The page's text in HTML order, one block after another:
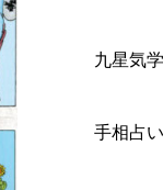
九星気
手相占い